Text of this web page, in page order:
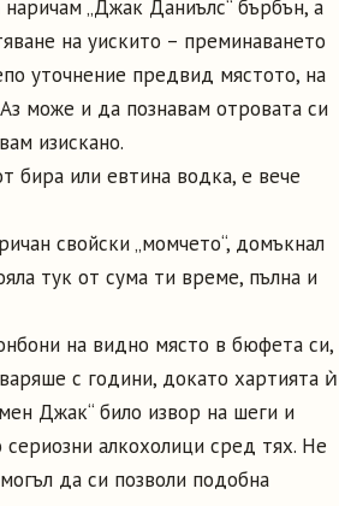
„Джак Даниълс“ бърбън, а
на уискито – преминаването
уточнение предвид мястото, на
може и да познавам отровата си
изискано.
бира или евтина водка, е вече
свойски „момчето“, домъкнал
тук от сума ти време, пълна и
на видно място в бюфета си,
с години, докато хартията ѝ
Джак“ било извор на шеги и
алкохолици сред тях. Не
да си позволи подобна